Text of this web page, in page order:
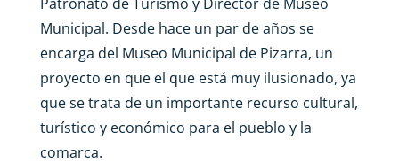
Municipal. Desde hace un par de años se
encarga del Museo Municipal de Pizarra, un
proyecto en que el que está muy ilusionado, ya
que se trata de un importante recurso cultural,
turístico y económico para el pueblo y la
comarca.